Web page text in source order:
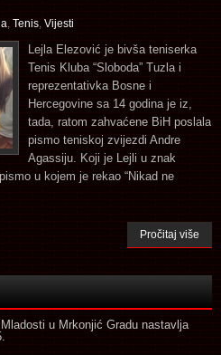
Tenis Vijesti
Lejla Elezović je bivša teniserka
Tenis Kluba “Sloboda” Tuzla i
reprezentativka Bosne i
Hercegovine sa 14 godina je iz,
tada, ratom zahvaćene BiH poslala
pismo teniskoj zvijezdi Andre
Agassiju. Koji je Lejli u znak
u kojem je rekao “Nikad ne
Pročitaj više
u Mrkonjić Gradu nastavlja